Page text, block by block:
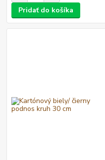
Pridať do košíka